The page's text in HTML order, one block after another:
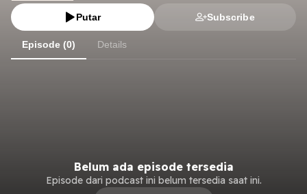
Putar Subscribe
Episode (0) Details
Belum ada episode tersedia
Episode dari podcast ini belum tersedia saat ini.